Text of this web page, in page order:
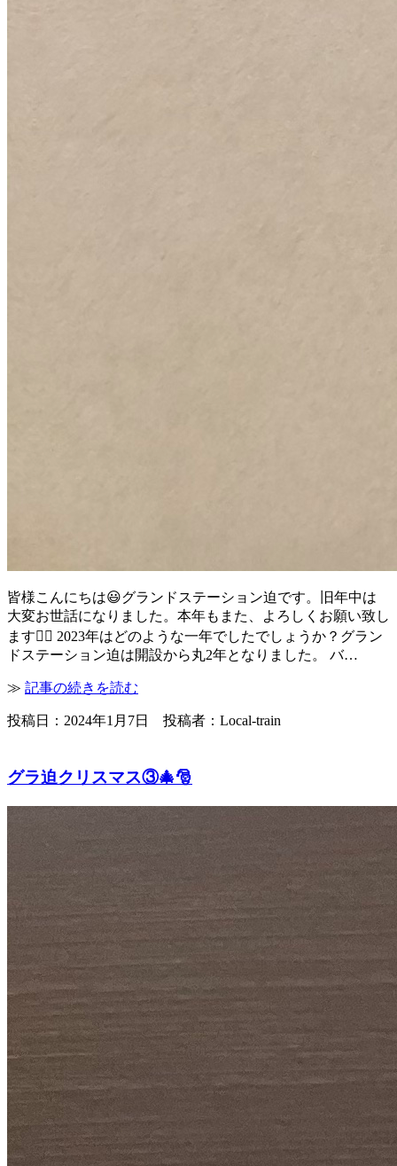
皆様こんにちは😃グランドステーション迫です。旧年中は
大変お世話になりました。本年もまた、よろしくお願い致し
ます🙇‍♀️ 2023年はどのような一年でしたでしょうか？グラン
ドステーション迫は開設から丸2年となりました。 バ…
≫ 記事の続きを読む
投稿日：2024年1月7日 投稿者：Local-train
グラ迫クリスマス③🎄🎅